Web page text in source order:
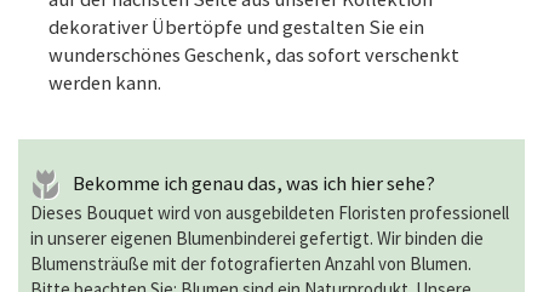
dekorativer Übertöpfe und gestalten Sie ein
wunderschönes Geschenk, das sofort verschenkt
werden kann.
Bekomme ich genau das, was ich hier sehe?
Dieses Bouquet wird von ausgebildeten Floristen professionell
in unserer eigenen Blumenbinderei gefertigt. Wir binden die
Blumensträuße mit der fotografierten Anzahl von Blumen.